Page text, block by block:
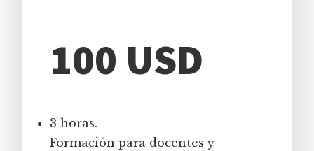
100 USD
3 horas.
Formación para docentes y